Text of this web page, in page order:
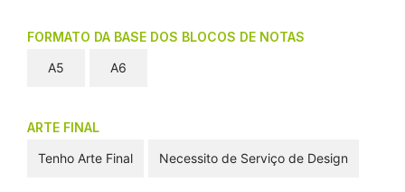
FORMATO DA BASE DOS BLOCOS DE NOTAS
A5
A6
ARTE FINAL
Tenho Arte Final
Necessito de Serviço de Design